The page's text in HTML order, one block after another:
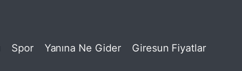
Spor Yanına Ne Gider Giresun Fiyatlar